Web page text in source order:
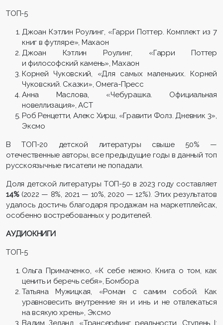
ТОП-5
Джоан Кэтлин Роулинг, «Гарри Поттер. Комплект из 7
книг в футляре», Махаон
Джоан Кэтлин Роулинг, «Гарри Поттер
и философский камень», Махаон
Корней Чуковский, «Для самых маленьких. Корней
Чуковский. Сказки», Омега-Пресс
Анна Маслова, «Чебурашка. Официальная
новеллизация», АСТ
Роб Ренцетти, Алекс Хирш, «Гравити Фолз. Дневник 3»,
Эксмо
В ТОП-20 детской литературы свыше 50% —
отечественные авторы, все предыдущие годы в данный топ
русскоязычные писатели не попадали.
Доля детской литературы ТОП-50 в 2023 году составляет
14%(2022 — 8%, 2021 — 10%, 2020 — 12%). Этих результатов
удалось достичь благодаря продажам на маркетплейсах,
особенно востребованных у родителей.
АУДИОКНИГИ
ТОП-5
Ольга Примаченко, «К себе нежно. Книга о том, как
ценить и беречь себя», Бомбора
Татьяна Мужицкая, «Роман с самим собой. Как
уравновесить внутренние ян и инь и не отвлекаться
на всякую хрень», Эксмо
Вадим Зеланд, «Трансерфинг реальности. Ступень I: